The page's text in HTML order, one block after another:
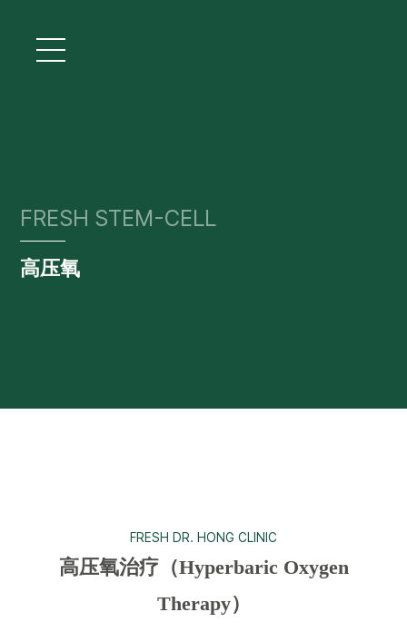
FRESH STEM-CELL
高压氧
FRESH DR. HONG CLINIC
高压氧治疗（Hyperbaric Oxygen
Therapy）